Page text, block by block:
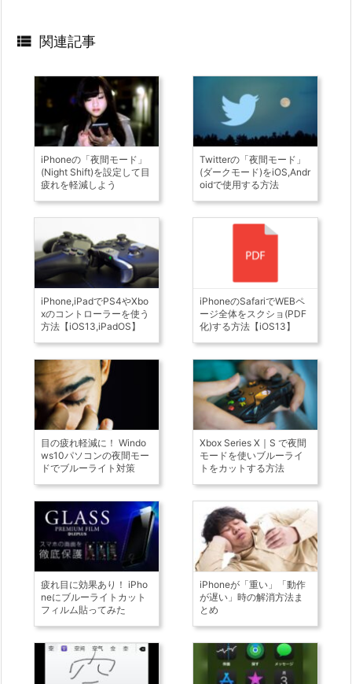
 関連記事
iPhoneの「夜間モード」
(Night Shift)を設定して目
疲れを軽減しよう
Twitterの「夜間モード」
(ダークモード)をiOS,Andr
oidで使用する方法
iPhone,iPadでPS4やXbo
xのコントローラーを使う
方法【iOS13,iPadOS】
iPhoneのSafariでWEBペ
ージ全体をスクショ(PDF
化)する方法【iOS13】
目の疲れ軽減に！ Windo
ws10パソコンの夜間モー
ドでブルーライト対策
Xbox Series X｜S で夜間
モードを使いブルーライ
トをカットする方法
疲れ目に効果あり！ iPho
neにブルーライトカット
フィルム貼ってみた
iPhoneが「重い」「動作
が遅い」時の解消方法ま
とめ